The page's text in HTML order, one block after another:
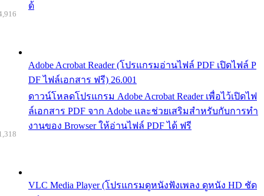
ด้
Adobe Acrobat Reader (โปรแกรมอ่านไฟล์ PDF เปิดไฟล์ P
DF ไฟล์เอกสาร ฟรี) 26.001
ดาวน์โหลดโปรแกรม Adobe Acrobat Reader เพื่อไว้เปิดไฟ
ล์เอกสาร PDF จาก Adobe และช่วยเสริมสำหรับกับการทำ
งานของ Browser ให้อ่านไฟล์ PDF ได้ ฟรี
VLC Media Player (โปรแกรมดูหนังฟังเพลง ดูหนัง HD ชัด